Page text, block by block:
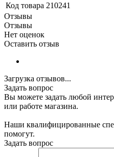
Код товара 210241
Отзывы
Отзывы
Нет оценок
Оставить отзыв
Загрузка отзывов...
Задать вопрос
Вы можете задать любой
или работе магазина.
Наши квалифицированные
помогут.
Задать вопрос